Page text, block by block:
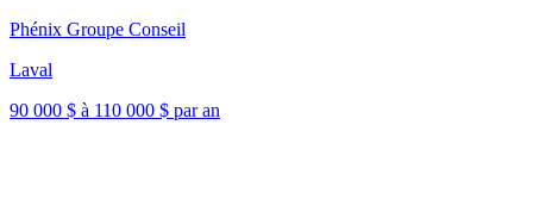
Phénix Groupe Conseil
Laval
90 000 $ à 110 000 $ par an